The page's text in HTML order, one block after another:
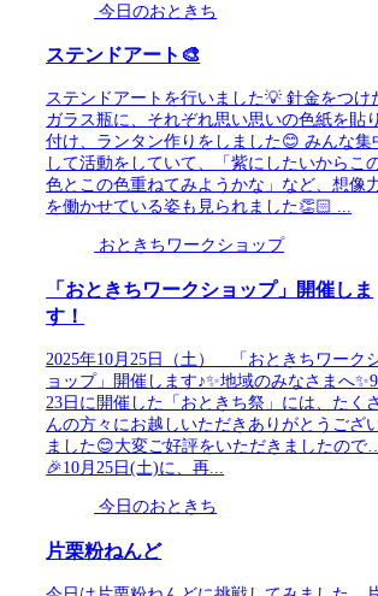
今日のおときち
ステンドアート🎨
ステンドアートを行いました💡 針金をつけ
ガラス瓶に、それぞれ思い思いの色紙を貼り
付け、ランタン作りをしました😊 みんな集
して活動をしていて、「紫にしたいからこ
色とこの色重ねてみようかな」など、想像
を働かせている姿も見られました👏🏻 ...
おときちワークショップ
「おときちワークショップ」開催しま
す！
2025年10月25日（土） 「おときちワーク
ョップ」開催します♪✨地域のみなさまへ✨9
23日に開催した「おときち祭」には、たくさ
んの方々にお越しいただきありがとうござ
ました😊大変ご好評をいただきましたので
🎉10月25日(土)に、再...
今日のおときち
片栗粉ねんど